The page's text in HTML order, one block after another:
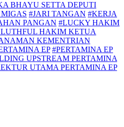
BHAYU SETTA DEPUTI
#JARI TANGAN #KERJA
PANGAN #LUCKY HAKIM
HAKIM KETUA
KEMENTRIAN
EP #PERTAMINA EP
UPSTREAM PERTAMINA
UTAMA PERTAMINA EP